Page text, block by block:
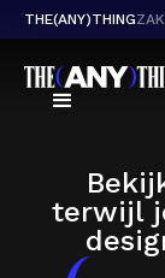
THE(ANY)THING
terwijl